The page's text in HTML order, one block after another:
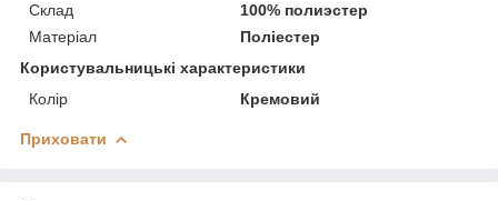
Склад
100% полиэстер
Матеріал
Поліестер
Користувальницькі характеристики
Колір
Кремовий
Приховати